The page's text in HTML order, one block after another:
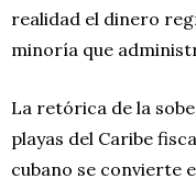
realidad el dinero
minoría que
La retórica de la
playas del Caribe
cubano se convierte